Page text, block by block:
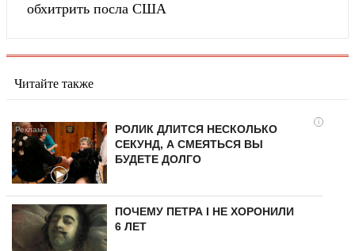
обхитрить посла США
Читайте также
i
РОЛИК ДЛИТСЯ НЕСКОЛЬКО
СЕКУНД, А СМЕЯТЬСЯ ВЫ
БУДЕТЕ ДОЛГО
ПОЧЕМУ ПЕТРА I НЕ ХОРОНИЛИ
6 ЛЕТ